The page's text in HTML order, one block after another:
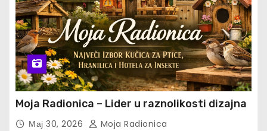
Moja Radionica – Lider u raznolikosti dizajna
Мај 30, 2026 Moja Radionica